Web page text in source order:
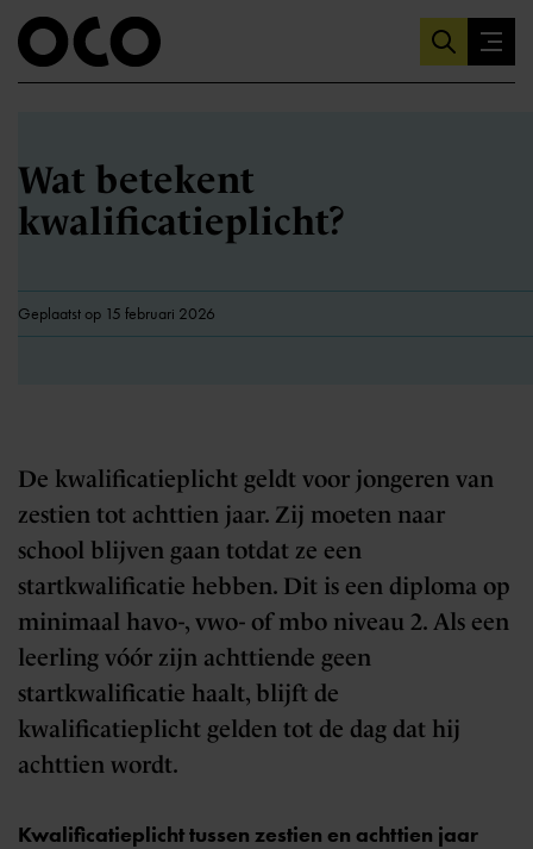
Wat betekent
kwalificatieplicht?
Geplaatst op 15 februari 2026
De kwalificatieplicht geldt voor jongeren van
zestien tot achttien jaar. Zij moeten naar
school blijven gaan totdat ze een
startkwalificatie hebben. Dit is een diploma op
minimaal havo-, vwo- of mbo niveau 2. Als een
leerling vóór zijn achttiende geen
startkwalificatie haalt, blijft de
kwalificatieplicht gelden tot de dag dat hij
achttien wordt.
Kwalificatieplicht tussen zestien en achttien jaar